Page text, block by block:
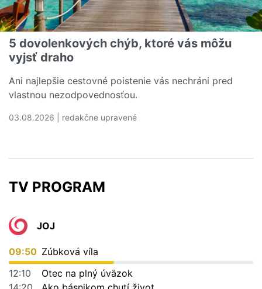
5 dovolenkových chýb, ktoré vás môžu
vyjsť draho
Ani najlepšie cestovné poistenie vás nechráni pred
vlastnou nezodpovednosťou.
03.08.2026 | redakčne upravené
TV PROGRAM
JOJ
09:50 Zúbková víla
12:10
Otec na plný úväzok